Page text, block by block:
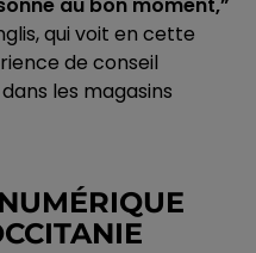
qui voit en cette
de conseil
les magasins